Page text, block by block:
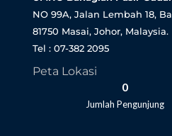
NO 99A, Jalan Lembah 18,
81750 Masai, Johor, Malaysia.
Tel : 07-382 2095
Peta Lokasi
Jumlah Pengunjung
0